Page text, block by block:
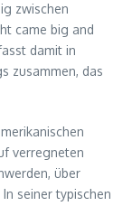
zwischen
came big and
damit in
zusammen, das
verregneten
über
seiner typischen